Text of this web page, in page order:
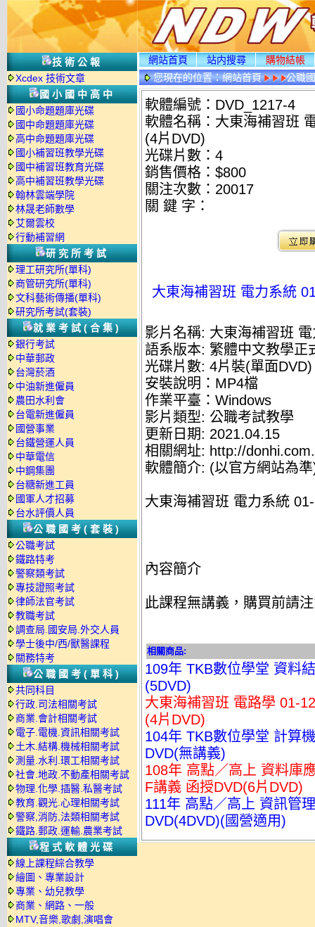
技術公報
Xcdex 技術文章
國小國中高中
國小命題題庫光碟
國中命題題庫光碟
高中命題題庫光碟
國小補習班教學光碟
國中補習班教育光碟
高中補習班教學光碟
翰林雲端學院
林晟老師數學
艾爾雲校
行動補習網
研究所考試
理工研究所(單科)
商管研究所(單科)
文科藝術傳播(單科)
研究所考試(套裝)
就業考試(合集)
銀行考試
中華郵政
台灣菸酒
中油新進僱員
農田水利會
台電新進僱員
國營事業
台鐵營運人員
中華電信
中鋼集團
台糖新進工員
國軍人才招募
台水評價人員
公職國考(套裝)
公職考試
鐵路特考
警察類考試
專技證照考試
律師法官考試
教職考試
調查局.國安局.外交人員
學士後中/西/獸醫課程
關務特考
公職國考(單科)
共同科目
行政.司法相關考試
商業.會計相關考試
電子.電機.資訊相關考試
土木.結構.機械相關考試
測量.水利.環工相關考試
社會.地政.不動產相關考試
物理.化學.插醫.私醫考試
教育.觀光.心理相關考試
警察,消防,法類相關考試
鐵路.郵政.運輸.農業考試
程式軟體光碟
線上課程綜合教學
繪圖、專業設計
專業、幼兒教學
商業、網路、一般
MTV,音樂,歌劇,演唱會
網站首頁 站内搜尋
購物結帳
您現在的位置：網站首頁
公職
光碟詳情
軟體編號：DVD_1217-4
軟體名稱：大東海補習班
(4片DVD)
光碟片數：4
銷售價格：$800
關注次數： 20017
關 鍵 字：
大東海補習班 電力系統
影片名稱: 大東海補習班
語系版本: 繁體中文教學正
光碟片數: 4片裝(單面DVD)
安裝說明：MP4檔
作業平臺：Windows
影片類型: 公職考試教學
更新日期: 2021.04.15
相關網址: http://
軟體簡介: (以官方網站為
大東海補習班 電力系統
內容簡介
此課程無講義，購買前請
相關商品:
109年 TKB數位學堂 資料
(5DVD)
大東海補習班 電路學 01-
(4片DVD)
104年 TKB數位學堂 計算
DVD(無講義)
108年 高點／高上 資料庫
F講義 函授DVD(6片DVD)
111年 高點／高上 資訊管
DVD(4DVD)(國營適用)